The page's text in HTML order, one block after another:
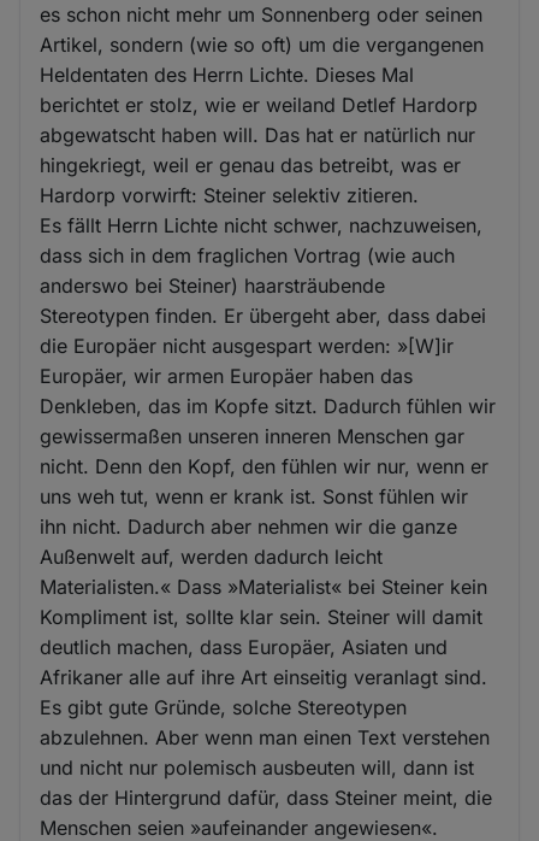
es schon nicht mehr um Sonnenberg oder seinen
Artikel, sondern (wie so oft) um die vergangenen
Heldentaten des Herrn Lichte. Dieses Mal
berichtet er stolz, wie er weiland Detlef Hardorp
abgewatscht haben will. Das hat er natürlich nur
hingekriegt, weil er genau das betreibt, was er
Hardorp vorwirft: Steiner selektiv zitieren.
Es fällt Herrn Lichte nicht schwer, nachzuweisen,
dass sich in dem fraglichen Vortrag (wie auch
anderswo bei Steiner) haarsträubende
Stereotypen finden. Er übergeht aber, dass dabei
die Europäer nicht ausgespart werden: »[W]ir
Europäer, wir armen Europäer haben das
Denkleben, das im Kopfe sitzt. Dadurch fühlen wir
gewissermaßen unseren inneren Menschen gar
nicht. Denn den Kopf, den fühlen wir nur, wenn er
uns weh tut, wenn er krank ist. Sonst fühlen wir
ihn nicht. Dadurch aber nehmen wir die ganze
Außenwelt auf, werden dadurch leicht
Materialisten.« Dass »Materialist« bei Steiner kein
Kompliment ist, sollte klar sein. Steiner will damit
deutlich machen, dass Europäer, Asiaten und
Afrikaner alle auf ihre Art einseitig veranlagt sind.
Es gibt gute Gründe, solche Stereotypen
abzulehnen. Aber wenn man einen Text verstehen
und nicht nur polemisch ausbeuten will, dann ist
das der Hintergrund dafür, dass Steiner meint, die
Menschen seien »aufeinander angewiesen«.